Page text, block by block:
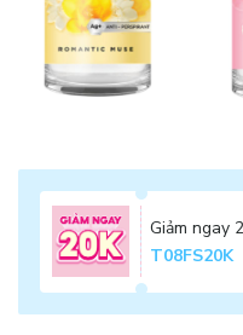
Giảm ngay
T08FS20K